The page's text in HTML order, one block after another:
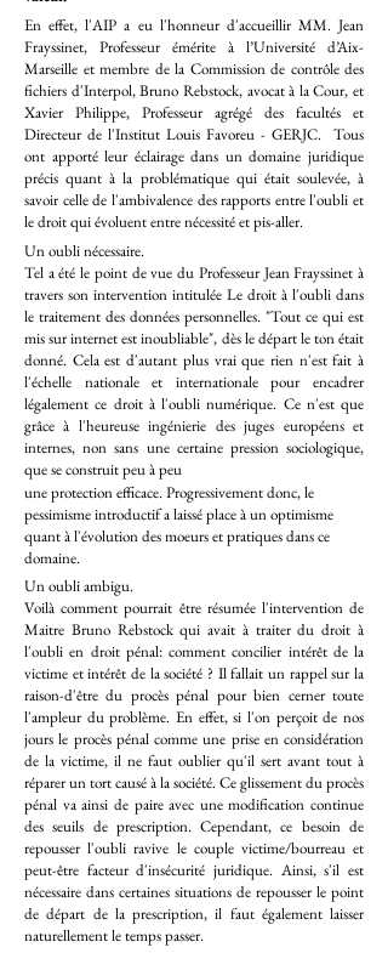
En effet, l'AIP a eu l'honneur d'accueillir MM. Jean
Frayssinet, Professeur émérite à l’Université d’Aix-
Marseille et membre de la Commission de contrôle des
fichiers d'Interpol, Bruno Rebstock, avocat à la Cour, et
Xavier Philippe, Professeur agrégé des facultés et
Directeur de l'Institut Louis Favoreu - GERJC. Tous
ont apporté leur éclairage dans un domaine juridique
précis quant à la problématique qui était soulevée, à
savoir celle de l'ambivalence des rapports entre l'oubli et
le droit qui évoluent entre nécessité et pis-aller.
Un oubli nécessaire.
Tel a été le point de vue du Professeur Jean Frayssinet à
travers son intervention intitulée Le droit à l'oubli dans
le traitement des données personnelles. "Tout ce qui est
mis sur internet est inoubliable", dès le départ le ton était
donné. Cela est d'autant plus vrai que rien n'est fait à
l'échelle nationale et internationale pour encadrer
légalement ce droit à l'oubli numérique. Ce n'est que
grâce à l'heureuse ingénierie des juges européens et
internes, non sans une certaine pression sociologique,
que se construit peu à peu
une protection efficace. Progressivement donc, le
pessimisme introductif a laissé place à un optimisme
quant à l'évolution des moeurs et pratiques dans ce
domaine.
Un oubli ambigu.
Voilà comment pourrait être résumée l'intervention de
Maitre Bruno Rebstock qui avait à traiter du droit à
l'oubli en droit pénal: comment concilier intérêt de la
victime et intérêt de la société ? Il fallait un rappel sur la
raison-d'être du procès pénal pour bien cerner toute
l'ampleur du problème. En effet, si l'on perçoit de nos
jours le procès pénal comme une prise en considération
de la victime, il ne faut oublier qu'il sert avant tout à
réparer un tort causé à la société. Ce glissement du procès
pénal va ainsi de paire avec une modification continue
des seuils de prescription. Cependant, ce besoin de
repousser l'oubli ravive le couple victime/bourreau et
peut-être facteur d'insécurité juridique. Ainsi, s'il est
nécessaire dans certaines situations de repousser le point
de départ de la prescription, il faut également laisser
naturellement le temps passer.